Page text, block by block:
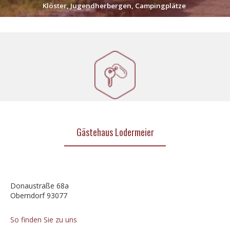
Klöster, Jugendherbergen, Campingplätze
Gästehaus Lodermeier
Donaustraße 68a
Oberndorf 93077
So finden Sie zu uns